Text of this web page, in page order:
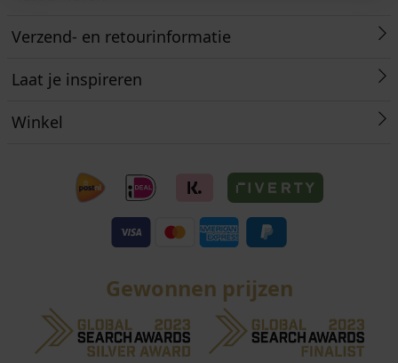
Verzend- en retourinformatie
Laat je inspireren
Winkel
Gewonnen prijzen